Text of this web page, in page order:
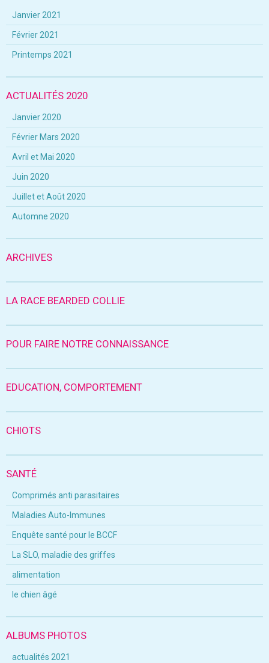
Janvier 2021
Février 2021
Printemps 2021
ACTUALITÉS 2020
Janvier 2020
Février Mars 2020
Avril et Mai 2020
Juin 2020
Juillet et Août 2020
Automne 2020
ARCHIVES
LA RACE BEARDED COLLIE
POUR FAIRE NOTRE CONNAISSANCE
EDUCATION, COMPORTEMENT
CHIOTS
SANTÉ
Comprimés anti parasitaires
Maladies Auto-Immunes
Enquête santé pour le BCCF
La SLO, maladie des griffes
alimentation
le chien âgé
ALBUMS PHOTOS
actualités 2021